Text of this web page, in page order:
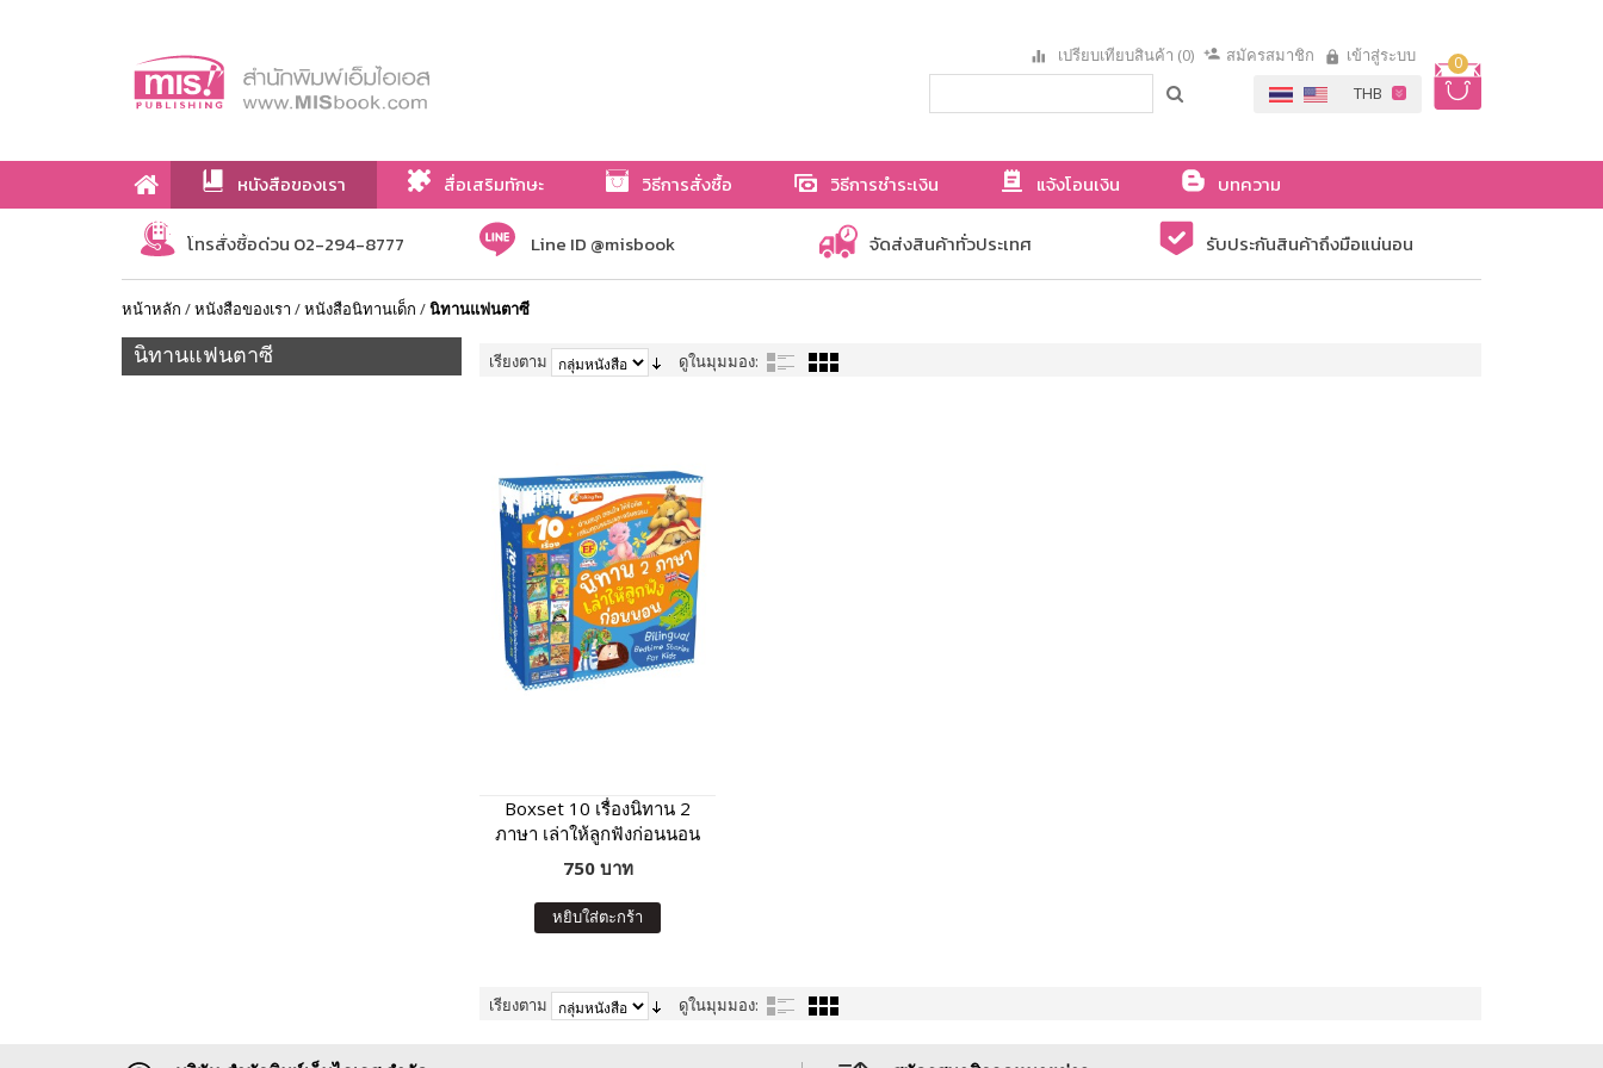
0
เปรียบเทียบสินค้า (0) สมัครสมาชิก เข้าสู่ระบบ
หนังสือของเรา สื่อเสริมทักษะ วิธีการสั่งซื้อ วิธีการชำระเงิน แจ้งโอนเงิน
บทความ
เกี่ยวกับเรา
โทรสั่งซื้อด่วน 02-294-8777 Line ID @misbook จัดส่งสินค้าทั่วประเทศ รับประกันสินค้าถึงมือแน่นอน
หน้าหลัก /หนังสือของเรา /หนังสือนิทานเด็ก /นิทานแฟนตาซี
นิทานแฟนตาซี เรียงตาม ดูในมุมมอง:
Boxset 10 เรื่องนิทาน 2
ภาษา เล่าให้ลูกฟังก่อนนอน
(กล่องฟ้า)
750 บาท
หยิบใส่ตะกร้า
เรียงตาม ดูในมุมมอง: